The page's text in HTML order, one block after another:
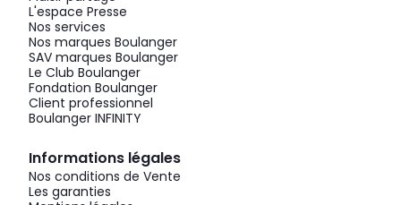
L'espace Presse
Nos services
Nos marques Boulanger
SAV marques Boulanger
Le Club Boulanger
Fondation Boulanger
Client professionnel
Boulanger INFINITY
Informations légales
Nos conditions de Vente
Les garanties